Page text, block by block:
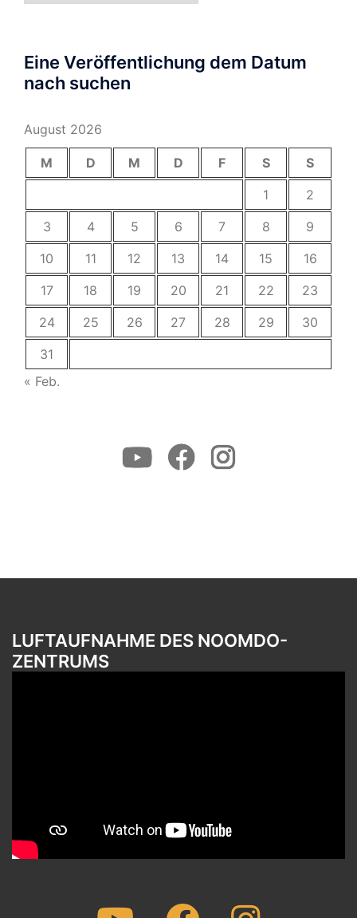
Eine Veröffentlichung dem Datum
nach suchen
August 2026
M D M D F S
S
1
2
3
4 5 6 7 8
9
10
11 12 13 14 15
16
17
18 19 20 21 22
23
24
25 26 27 28 29
30
31
« Feb.
Youtube FacebookInstagram
LUFTAUFNAHME DES NOOMDO-
ZENTRUMS
Youtube FacebookInstagram